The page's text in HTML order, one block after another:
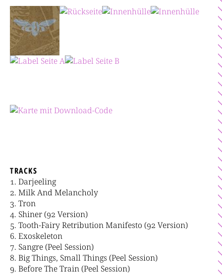
TRACKS
Darjeeling
Milk And Melancholy
Tron
Shiner (92 Version)
Tooth-Fairy Retribution Manifesto (92 Version)
Exoskeleton
Sangre (Peel Session)
Big Things, Small Things (Peel Session)
Before The Train (Peel Session)